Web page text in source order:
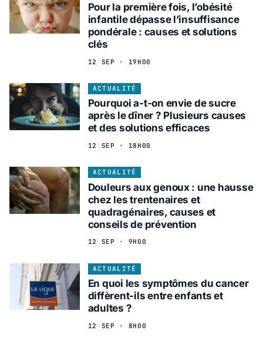
Pour la première fois, l’obésité
infantile dépasse l’insuffisance
pondérale : causes et solutions
clés
12 SEP · 19H00
ACTUALITÉ
Pourquoi a-t-on envie de sucre
après le dîner ? Plusieurs causes
et des solutions efficaces
12 SEP · 18H00
ACTUALITÉ
Douleurs aux genoux : une hausse
chez les trentenaires et
quadragénaires, causes et
conseils de prévention
12 SEP · 9H00
ACTUALITÉ
En quoi les symptômes du cancer
diffèrent-ils entre enfants et
adultes ?
12 SEP · 8H00